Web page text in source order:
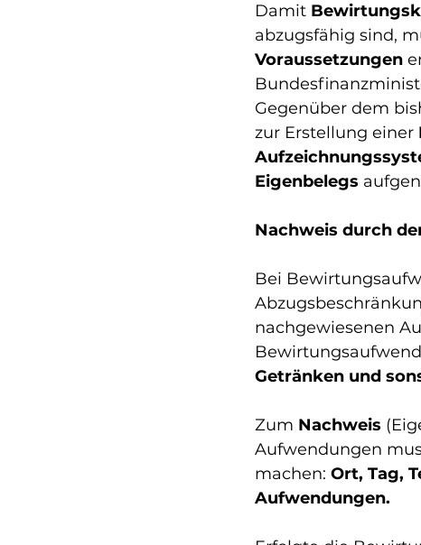
Damit
abzugsfähig sind,
Voraussetzungen
Gegenüber dem
zur Erstellung einer
Eigenbelegs
Nachweis durch
Bei
nachgewiesenen
Getränken und
Zum Nachweis
Aufwendungen
machen: Ort, Tag,
Aufwendungen.